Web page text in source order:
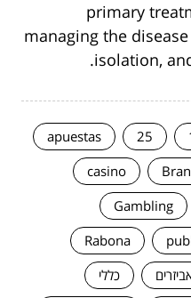
primary
managing the
isolation,
25
apuestas
casino
Gambling
Rabona
כללי